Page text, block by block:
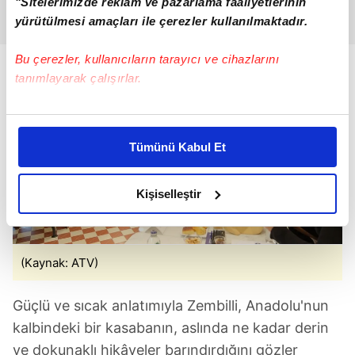
yürütülmesi amaçları ile çerezler kullanılmaktadır.
Bu çerezler, kullanıcıların tarayıcı ve cihazlarını
tanımlayarak çalışırlar.
Bu çerezlere izin vermeniz halinde sizlere özel
daha iyi reklam deneyimi yaşatabiliriz. Bunu yaparken
amacımızın size daha iyi bir reklam deneyimi sunmak
olduğunu ve sizlere en iyi içerikleri sunabilmek adına
elimizden gelen çabayı gösterdiğimizi ve bu noktada,
reklamların maliyetlerimizi karşılamak noktasında tek gelir
kalemimiz olduğunu sizlere hatırlatmak isteriz.
takdirde, kullanıcılara hedefli reklamlar
gösterilmeyecektir."
Tümünü Kabul Et
Kişiselleştir
(Kaynak: ATV)
Güçlü ve sıcak anlatımıyla Zembilli, Anadolu'nun
kalbindeki bir kasabanın, aslında ne kadar derin
ve dokunaklı hikâyeler barındırdığını gözler